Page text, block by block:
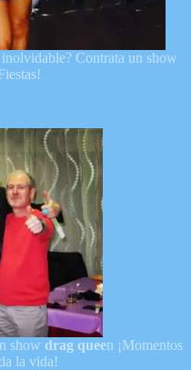
Contrata un show
show drag queen ¡Momentos
la vida!